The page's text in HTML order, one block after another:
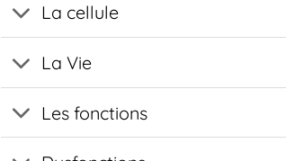
La cellule
La Vie
Les fonctions